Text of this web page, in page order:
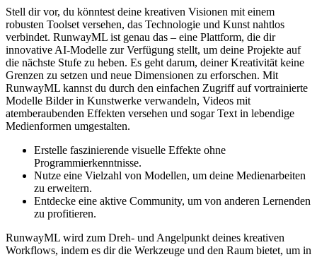
Stell dir vor, du könntest deine kreativen Visionen mit einem
robusten Toolset versehen, das Technologie und Kunst nahtlos
verbindet. RunwayML ist genau das – eine Plattform, die dir
innovative AI-Modelle zur Verfügung stellt, um deine Projekte auf
die nächste Stufe zu heben. Es geht darum, deiner Kreativität keine
Grenzen zu setzen und neue Dimensionen zu erforschen. Mit
RunwayML kannst du durch den einfachen Zugriff auf vortrainierte
Modelle Bilder in Kunstwerke verwandeln, Videos mit
atemberaubenden Effekten versehen und sogar Text in lebendige
Medienformen umgestalten.
Erstelle faszinierende visuelle Effekte ohne
Programmierkenntnisse.
Nutze eine Vielzahl von Modellen, um deine Medienarbeiten
zu erweitern.
Entdecke eine aktive Community, um von anderen Lernenden
zu profitieren.
RunwayML wird zum Dreh- und Angelpunkt deines kreativen
Workflows, indem es dir die Werkzeuge und den Raum bietet, um in